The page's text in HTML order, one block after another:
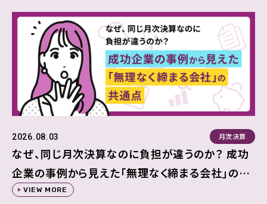
2026.08.03 月次決算
なぜ、同じ月次決算なのに負担が違うのか？ 成功
企業の事例から見えた「無理なく締まる会社」の共
通点VIEW MORE